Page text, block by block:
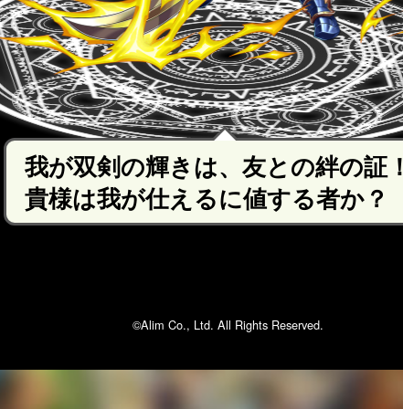
我が双剣の輝きは、友との絆の証！
貴様は我が仕えるに値する者か？
©Alim Co., Ltd. All Rights Reserved.